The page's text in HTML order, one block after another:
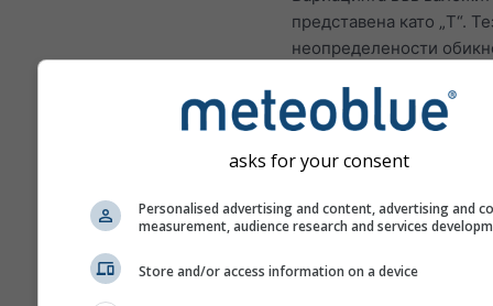
представена като „T“.
неопределености
напред в прогнозата.
Прогнозата се създава с
„ensemble“ модели.
различни начални
предсказуемостта на
asks for your consent
Personalised advertising and content, advertising and
measurement, audience research and services
Store and/or access information on a device